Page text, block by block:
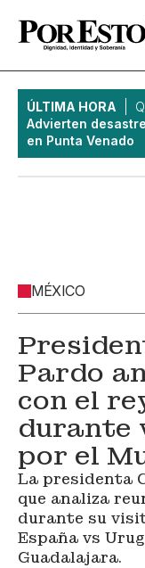
ÚLTIMA HORA
Advierten
en Punta Venado
MÉXICO
Pardo
con el
durante
por el
La presidenta
que analiza
durante su
España vs
Guadalajara.